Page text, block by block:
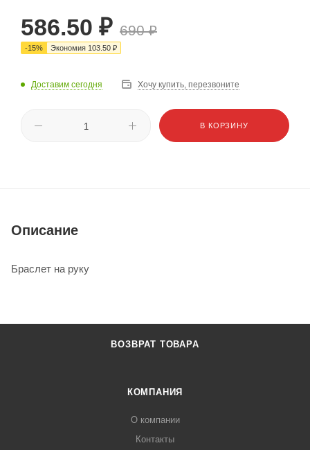
586.50 ₽ 690₽
-15% Экономия 103.50 ₽
Доставим сегодня Хочу купить, перезвоните
В КОРЗИНУ
Описание
Браслет на руку
ВОЗВРАТ ТОВАРА
КОМПАНИЯ
О компании
Контакты